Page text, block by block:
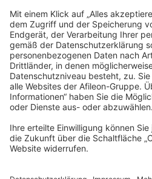
Impressum
Datenschutz
Hinweisgeber
Barrierefreiheitserklärung
Cookies